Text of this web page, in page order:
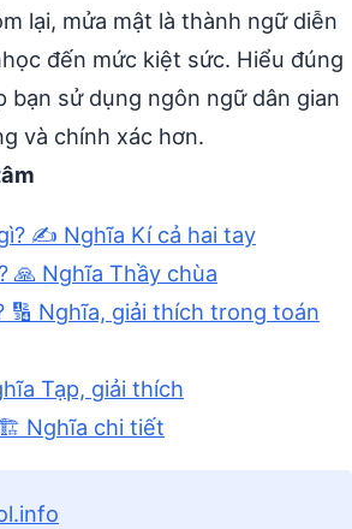
lại, mửa mật là thành ngữ diễn
đến mức kiệt sức. Hiểu đúng
bạn sử dụng ngôn ngữ dân gian
và chính xác hơn.
✍️ Nghĩa Kí cả hai tay
🙏 Nghĩa Thầy chùa
🔢 Nghĩa, giải thích trong toán
Tạp, giải thích
Nghĩa chi tiết